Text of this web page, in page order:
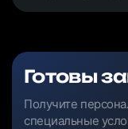
Готовы
Получите
специальные